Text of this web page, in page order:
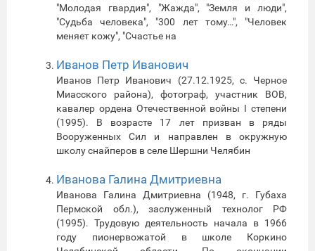
"Молодая гвардия", "Жажда", "Земля и люди",
"Судьба человека", "300 лет тому…", "Человек
меняет кожу", "Счастье на
Иванов Петр Иванович
Иванов Петр Иванович (27.12.1925, с. Черное
Миасского района), фотограф, участник ВОВ,
кавалер ордена Отечественной войны I степени
(1995). В возрасте 17 лет призван в ряды
Вооруженных Сил и направлен в окружную
школу снайперов в селе Шершни Челябин
Иванова Галина Дмитриевна
Иванова Галина Дмитриевна (1948, г. Губаха
Пермской обл.), заслуженный технолог РФ
(1995). Трудовую деятельность начала в 1966
году пионервожатой в школе Коркино